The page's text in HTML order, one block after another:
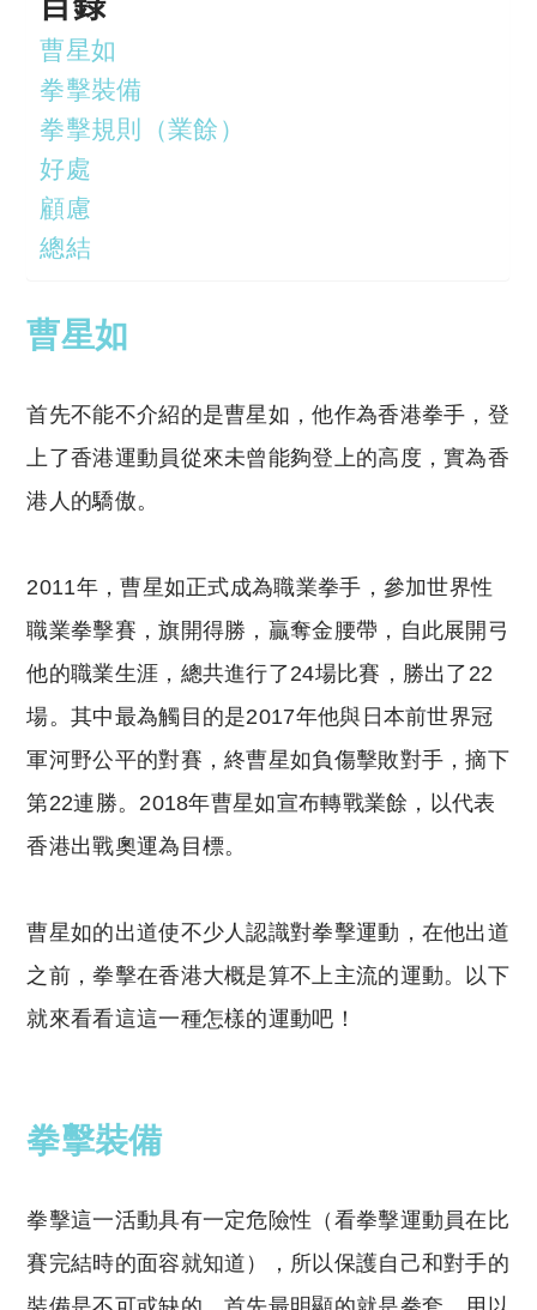
曹星如
拳擊裝備
拳擊規則（業餘）
好處
顧慮
總結
曹星如
首先不能不介紹的是曹星如，他作為香港拳手，登
上了香港運動員從來未曾能夠登上的高度，實為香
港人的驕傲。
2011年，曹星如正式成為職業拳手，參加世界性
職業拳擊賽，旗開得勝，贏奪金腰帶，自此展開弓
他的職業生涯，總共進行了24場比賽，勝出了22
場。其中最為觸目的是2017年他與日本前世界冠
軍河野公平的對賽，終曹星如負傷擊敗對手，摘下
第22連勝。2018年曹星如宣布轉戰業餘，以代表
香港出戰奧運為目標。
曹星如的出道使不少人認識對拳擊運動，在他出道
之前，拳擊在香港大概是算不上主流的運動。以下
就來看看這這一種怎樣的運動吧！
拳擊裝備
拳擊這一活動具有一定危險性（看拳擊運動員在比
賽完結時的面容就知道），所以保護自己和對手的